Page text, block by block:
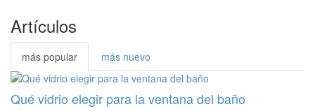
Artículos
más popular más nuevo
Qué vidrio elegir para la ventana del baño